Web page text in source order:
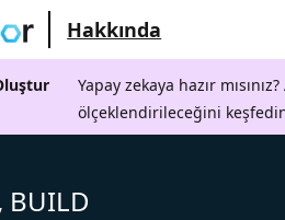
Hakkında
Yapay zekaya hazır
ölçeklendirileceğini
BUILD